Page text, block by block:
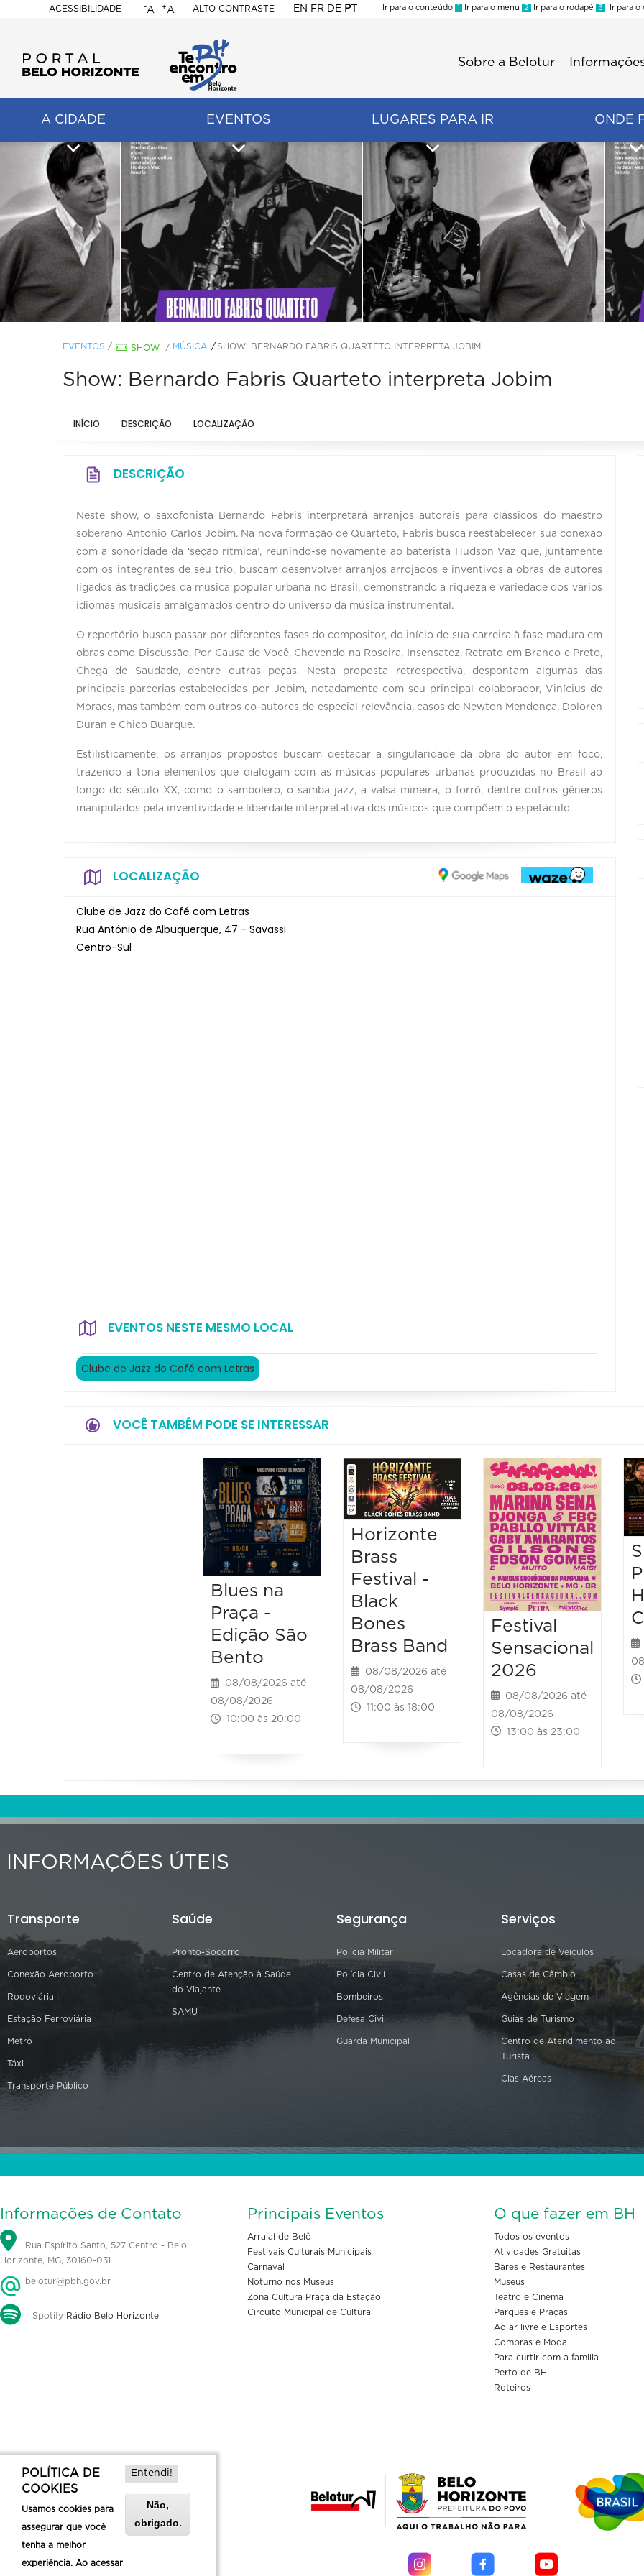
ACESSIBILIDADE
BELO
HORIZONTE
-A +A ALTO CONTRASTE EN FR DE PT
Ir para o conteúdo 1 Ir para o menu 2 Ir para o rodapé 3 Ir para o
Sobre a Belotur
A CIDADE EVENTOS LUGARES PARA IR ONDE
EVENTOS / SHOW / MÚSICA SHOW: BERNARDO FABRIS QUARTETO INTERPRETA JOBIM
Show: Bernardo Fabris Quarteto interpreta Jobim
INÍCIO DESCRIÇÃO LOCALIZAÇÃO
DESCRIÇÃO
Neste show, o saxofonista Bernardo Fabris interpretará arranjos autorais para clássicos do maestro
soberano Antonio Carlos Jobim. Na nova formação de Quarteto, Fabris busca reestabelecer sua conexão
com a sonoridade da ‘seção rítmica’, reunindo-se novamente ao baterista Hudson Vaz que, juntamente
com os integrantes de seu trio, buscam desenvolver arranjos arrojados e inventivos a obras de autores
ligados às tradições da música popular urbana no Brasil, demonstrando a riqueza e variedade dos vários
idiomas musicais amalgamados dentro do universo da música instrumental.
O repertório busca passar por diferentes fases do compositor, do início de sua carreira à fase madura em
obras como Discussão, Por Causa de Você, Chovendo na Roseira, Insensatez, Retrato em Branco e Preto,
Chega de Saudade, dentre outras peças. Nesta proposta retrospectiva, despontam algumas das
principais parcerias estabelecidas por Jobim, notadamente com seu principal colaborador, Vinícius de
Moraes, mas também com outros co-autores de especial relevância, casos de Newton Mendonça, Doloren
Duran e Chico Buarque.
Estilisticamente, os arranjos propostos buscam destacar a singularidade da obra do autor em foco,
trazendo a tona elementos que dialogam com as músicas populares urbanas produzidas no Brasil ao
longo do século XX, como o sambolero, o samba jazz, a valsa mineira, o forró, dentre outros gêneros
manipulados pela inventividade e liberdade interpretativa dos músicos que compõem o espetáculo.
LOCALIZAÇÃO
Clube de Jazz do Café com Letras
Rua Antônio de Albuquerque, 47 - Savassi
Centro-Sul
EVENTOS NESTE MESMO LOCAL
Clube de Jazz do Café com Letras
VOCÊ TAMBÉM PODE SE INTERESSAR
Blues na
Praça -
Edição São
Bento
08/08/2026 até
08/08/2026
10:00 às 20:00
Horizonte
Brass
Festival -
Black
Bones
Brass Band
08/08/2026 até
08/08/2026
11:00 às 18:00
Festival
Sensacional
2026
08/08/2026 até
08/08/2026
13:00 às 23:00
INFORMAÇÕES ÚTEIS
Transporte
Aeroportos
Conexão Aeroporto
Rodoviária
Estação Ferroviária
Metrô
Táxi
Transporte Público
Saúde
Pronto-Socorro
Centro de Atenção à Saúde
do Viajante
SAMU
Segurança
Polícia Militar
Polícia Civil
Bombeiros
Defesa Civil
Guarda Municipal
Serviços
Locadora de Veículos
Casas de Câmbio
Agências de Viagem
Guias de Turismo
Centro de Atendimento ao
Turista
Cias Aéreas
Informações de Contato
Rua Espírito Santo, 527 Centro - Belo
Horizonte, MG, 30160-031
belotur@pbh.gov.br
Spotify Rádio Belo Horizonte
Principais Eventos
Arraial de Belô
Festivais Culturais Municipais
Carnaval
Noturno nos Museus
Zona Cultura Praça da Estação
Circuito Municipal de Cultura
O que fazer em BH
Todos os eventos
Atividades Gratuitas
Bares e Restaurantes
Museus
Teatro e Cinema
Parques e Praças
Ao ar livre e Esportes
Compras e Moda
Para curtir com a familia
Perto de BH
Roteiros
POLÍTICA DE
COOKIES
Usamos cookies para
assegurar que você
tenha a melhor
experiência. Ao acessar
Entendi!
Não,
obrigado.